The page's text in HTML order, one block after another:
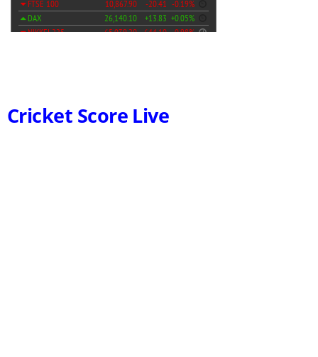
Cricket Score Live